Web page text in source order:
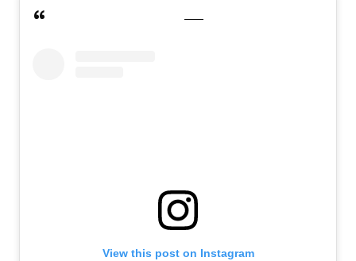
View this post on Instagram